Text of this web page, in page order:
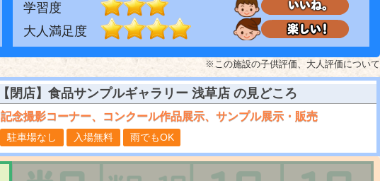
学習度
大人満足度
※この施設の子供評価、大人評価について
【閉店】食品サンプルギャラリー 浅草店 の見どころ
記念撮影コーナー、コンクール作品展示、サンプル展示・販売
駐車場なし 入場無料 雨でもOK